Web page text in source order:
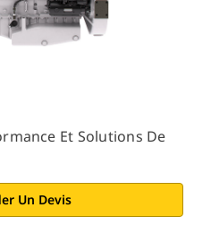
Et Solutions De
Un Devis